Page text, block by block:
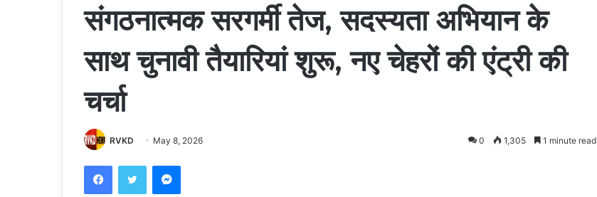
संगठनात्मक सरगर्मी तेज, सदस्यता अभियान के
साथ चुनावी तैयारियां शुरू, नए चेहरों की एंट्री की
चर्चा
RVKD May 8, 2026 0 1,305 1 minute read
FacebookTwitter Messenger